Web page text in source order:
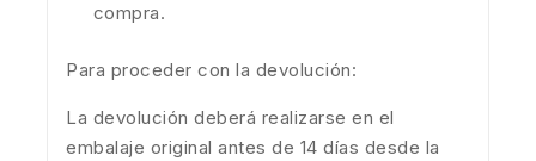
compra.
Para proceder con la devolución:
La devolución deberá realizarse en el
embalaje original antes de 14 días desde la